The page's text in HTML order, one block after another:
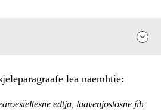
lea naemhtie:
edtja, laavenjostosne jïh